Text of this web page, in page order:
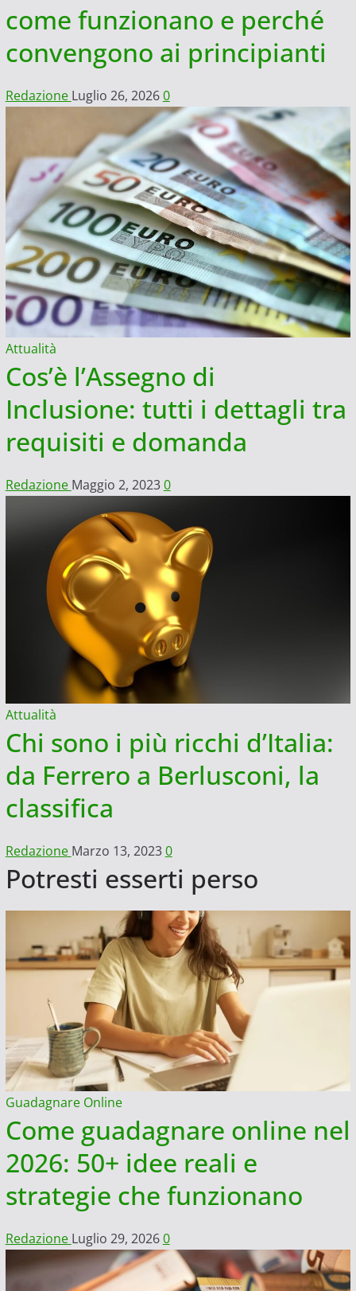
come funzionano e perché
convengono ai principianti
Redazione Luglio 26, 20260
Attualità
Cos’è l’Assegno di
Inclusione: tutti i dettagli tra
requisiti e domanda
Redazione Maggio 2, 20230
Attualità
Chi sono i più ricchi d’Italia:
da Ferrero a Berlusconi, la
classifica
Redazione Marzo 13, 20230
Potresti esserti perso
Guadagnare Online
Come guadagnare online nel
2026: 50+ idee reali e
strategie che funzionano
Redazione Luglio 29, 20260